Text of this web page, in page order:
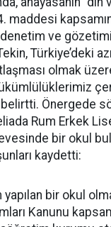
maddesi
ve gözetimi
Türkiye’deki
olmak
Önergede
Rum Erkek
bir okul
kaydetti:
bir okul
Kanunu